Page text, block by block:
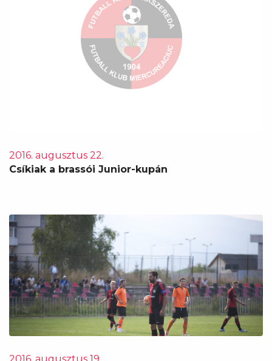
2016. augusztus 22.
Csíkiak a brassói Junior-kupán